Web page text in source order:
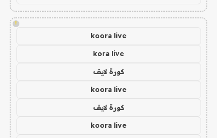
!
koora live
kora live
كورة لايف
koora live
كورة لايف
koora live